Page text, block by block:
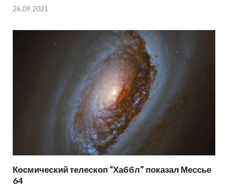
26.09.2021
Космический телескоп “Хаббл” показал Мессье
64